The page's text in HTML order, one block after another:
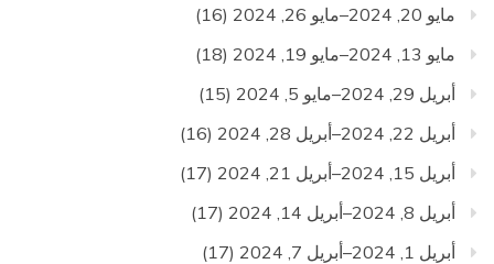
مايو 20, 2024–مايو 26, 2024
(16)
مايو 13, 2024–مايو 19, 2024
(18)
أبريل 29, 2024–مايو 5, 2024
(15)
أبريل 22, 2024–أبريل 28, 2024
(16)
أبريل 15, 2024–أبريل 21, 2024
(17)
أبريل 8, 2024–أبريل 14, 2024
(17)
أبريل 1, 2024–أبريل 7, 2024
(17)